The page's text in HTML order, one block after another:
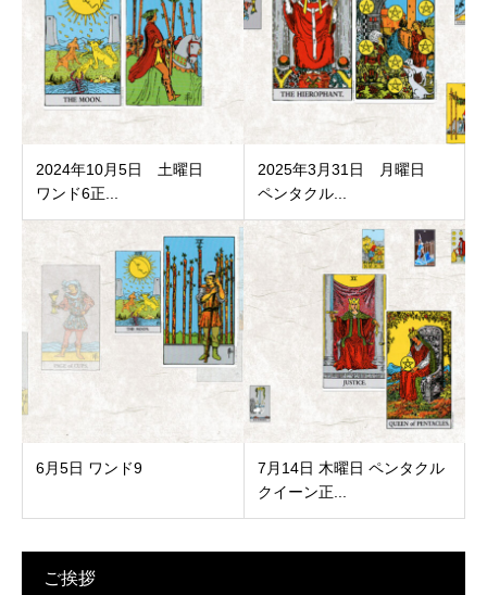
2024年10月5日 土曜日
ワンド6正...
2025年3月31日 月曜日
ペンタクル...
6月5日 ワンド9
7月14日 木曜日 ペンタクル
クイーン正...
ご挨拶